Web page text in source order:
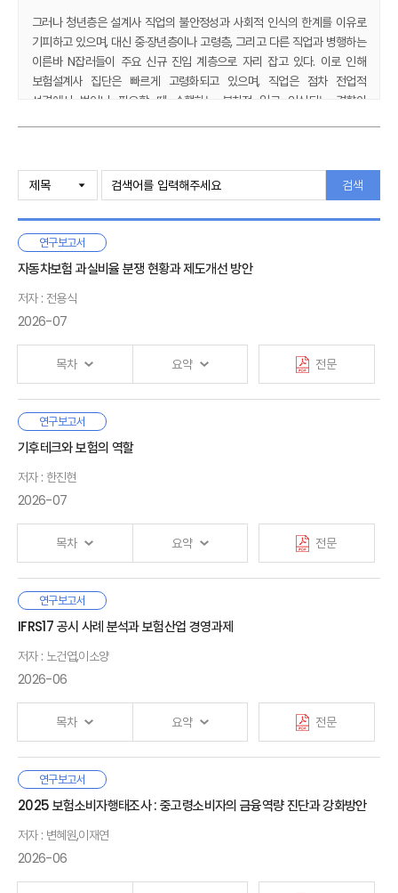
그러나 청년층은 설계사 직업의 불안정성과 사회적 인식의 한계를 이유로
기피하고 있으며, 대신 중·장년층이나 고령층, 그리고 다른 직업과 병행하는
이른바 N잡러들이 주요 신규 진입 계층으로 자리 잡고 있다. 이로 인해
보험설계사 집단은 빠르게 고령화되고 있으며, 직업은 점차 전업적
성격에서 벗어나 필요할 때 수행하는 부차적 일로 인식되는 경향이
이러한 한계를 보완하기 위한 대안으로 인공지능 기반 상담 지원이
부각되고 있다. 설계사는 고객과의 관계 형성과 신뢰 구축을 담당하고
일관되게 설명하는 것이다.
결국 보험설계사 직업은 ‘보험아줌마’로 불리던 초기 단계에서 대졸
평생직업으로서 자리매김하면서 동시에 N잡러 형태의 참여가 제도권에
편입되는 새로운 모델로 발전할 것으로 예상된다. 인공지능의 보조와
수수료 개편, 교육 표준화가 정착된다면 신뢰성과 소득 안정성이 높아져
직업의 지속 가능성은 한층 강화될 것이다. 따라서 보험설계사는 앞으로도
소비자가 불확실한 위험에 대비할 수 있도록 돕는 필수적인 전문 직업으로
존속하며, 시대적 변화에 따라 끊임없이 진화해 나갈 것으로 전망된다
1. 연구 배경 및 목적
2. 선행연구 및 차별성
3. 연구 내용 및 구성
Ⅱ. 보험설계사 직업 특징과 현황
2. 보험설계사 관련 제도
3. 보험설계사 현황
4. 소결
1. 직업의 의미와 가치
2. 설문조사
3. 소결
Ⅳ. 보험설계사 지속 가능성
2. 젊은 층 기피 현상
4. 소득 수준과 불안정성
5. 대졸 남성 보험설계사
6. 인공지능 채널
7. 해외 사례
8. 소결
Ⅴ. 결론
· 참고문헌
· 부록
검색
연구보고서
자동차보험 과실비율 분쟁 현황과 제도개선 방안
저자 : 전용식
2026-07
목차 요약 전문
자동차사고 과실비율은 사고와 관련된 운전자, 보행자, 자전거
등의 사고책임을 나타낸다. 상대방에게 배상해야 하는 손해액은
치료비 등의 손해액은 실제 발생한 비용을 기준으로 결정되기
때문에 과실비율이 상대방에 대한 손해액 결정에 대한 영향이
크다. 손해액은 할인·할증 제도를 통해 운전자의 보험료에 영향을
미치고 운전자의 과실비율에 따라 피해자는 치료나 수리를
결정한다. 과실비율에 대한 불만이 있을 경우 운전자는 민원이나
분쟁, 소송을 제기할 수 있는데 분쟁 건수는 수리 건수 대비 5%에
이른다. 일본과 우리나라의 분쟁처리기구 운영방식, 사고처리 문화
등의 차이가 영향을 미칠 수 있지만 일본의 0.03%에 비해 100배
이상 크다. 과실비율에 대한 불만, 분쟁, 소송은 사회적 비용 증가와
보험업에 대한 신뢰 저하로 이어질 수 있다.
과실비율 민원, 분쟁자료를 분석한 결과 운전자의 과실비율에 따라
피해자의 치료, 수리 선택에 영향을 미치는 것으로 나타났다.
그리고 분쟁조정심의위원회에 청구된 사고의 과실비율과 손해액
줄어드는 것으로 나타났다. 이러한 결과에 따르면 분쟁조정 기구가
보험회사의 과실비율을 조정하는 구조는 분쟁 제기를 유인할
가능성이 있는 것으로 해석된다. 이외에도 과실비율에 대한 분쟁이
발생하는 원인은 보험회사, 운전자, 법원의 위험 혹은 사고책임에
대한 인식이 다르기 때문일 수 있는데 설문조사 결과 일반인이
생각하는 기본과실이 도로교통법, 법원 판례에 근거한 기본과실과
차이가 있는 것으로 나타났다. 특히 일방과실 사고, 보행자
Ⅰ. 서론
1. 연구의 필요성 및 목적
2. 연구의 범위와 방법
3. 선행연구 및 기대효과
Ⅱ. 자동차보험 과실비율 분쟁 현황
1. 자동차보험 보상절차
2. 과실비율 분쟁 현황
3. 요약
1. 과실비율 관련 민원 분석
2. 과실비율 분쟁 분석
3. 요약
1. 설문조사 개요
2. 과실제도에 대한 인지도
3. 사고도표에 대한 인지도
4. 사고책임과 손해배상 역전 현상에 대한 인식
5. 과실비율의 문제점과 제도개선 방안
6. 설문조사 결과 요약
연구보고서
기후테크와 보험의 역할
저자 : 한진현
2026-07
목차 요약 전문
기후테크(Climate Technology)는 기후위기에 대응하기
위해 기술·산업적 해법으로 등장한 분야로, 온실가스 배출 감축과
세계적으로 기후테크 산업에 대한 관심과 투자가 확대되고 있으며,
우리나라 역시 기후위기 대응과 미래 성장 동력 확보를 위해
산업에 대한 정책적 지원을 강화하고 있다. 그러나 다수의
기후테크 기술은 아직 초기 단계에 머물러 있어 기술의 성능과
수익성에 대한 불확실성이 존재하며, 이는 투자 자금 조달의 제약
요인으로 작용하고 있다.
그런데 최근 보험산업이 위험 관리 및 인수 기능을 통해 기후테크
산업 육성에 기여 할 수 있다는 논의가 제기되고 있다. 보험이
기후테크 프로젝트의 위험을 인수할 경우 기술이 지닌 불확실성이
완화되어 투자 자금 조달 여건이 개선될 수 있기 때문이다. 그러나
기후테크 산업이 직면한 주요 위험과 이러한 위험을 인수하기 위한
사업모형에 대한 체계적인 연구는 아직 부족한 실정이다. 따라서
Ⅰ. 서론
1. 연구배경 및 목적
2. 선행연구 검토
3. 선행연구와의 차별성
Ⅱ. 기후테크 산업의 현황
1. 기후테크의 정의
2. 기후테크 5대 분야
3. 기후테크 산업의 투자 현황
1. 기후테크 산업의 위험 완화를 위한 보험산업의 역할 논의
2. 국내 기후테크 산업의 주요 기술 분야
3. 국내 기후테크 산업의 주요 위험과 해외 보험 사례
연구보고서
IFRS17 공시 사례 분석과 보험산업 경영과제
저자 : 노건엽,이소양
2026-06
목차 요약 전문
IFRS17 도입 초기 발생한 계리가정의 자의적 적용 문제를 계기로
금융당국은 3년간 가이드라인 중심의 감독을 주도하였다. IFRS17
시장 자율 검증 체계로 전환이 요구되는 시점이다. 본 보고서는
국내외 공시 현황을 비교 분석하여 보험산업의 경영과제를
제시하고자 한다.
Ⅰ. 서론
1. 연구 배경 및 목적
2. 선행연구
3. 연구 내용 및 구성
연구보고서
2025 보험소비자행태조사 : 중고령소비자의 금융역량 진단과 강화방안
저자 : 변혜원,이재연
2026-06